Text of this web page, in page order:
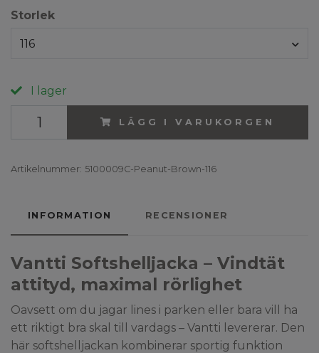
Storlek
116
I lager
LÄGG I VARUKORGEN
Artikelnummer: 5100009C-Peanut-Brown-116
INFORMATION RECENSIONER
Vantti Softshelljacka – Vindtät
attityd, maximal rörlighet
Oavsett om du jagar lines i parken eller bara vill ha
ett riktigt bra skal till vardags – Vantti levererar. Den
här softshelljackan kombinerar sportig funktion